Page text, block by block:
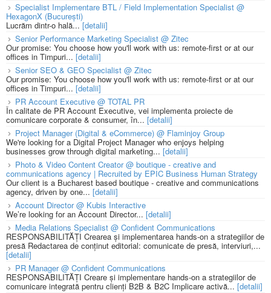
Specialist Implementare BTL / Field Implementation Specialist @
HexagonX (București)
Lucrăm dintr-o hală...[detalii]
Senior Performance Marketing Specialist @ Zitec
Our promise: You choose how you'll work with us: remote-first or at our
offices in Timpuri... [detalii]
Senior SEO & GEO Specialist @ Zitec
Our promise: You choose how you'll work with us: remote-first or at our
offices in Timpuri... [detalii]
PR Account Executive @ TOTAL PR
În calitate de PR Account Executive, vei implementa proiecte de
comunicare corporate & consumer, în... [detalii]
Project Manager (Digital & eCommerce) @ Flaminjoy Group
We're looking for a Digital Project Manager who enjoys helping
businesses grow through digital marketing... [detalii]
Photo & Video Content Creator @ boutique - creative and
communications agency | Recruited by EPIC Business Human Strategy
Our client is a Bucharest based boutique - creative and communications
agency, driven by one... [detalii]
Account Director @ Kubis Interactive
We’re looking for an Account Director... [detalii]
Media Relations Specialist @ Confident Communications
RESPONSABILITĂȚI Crearea și implementarea hands-on a strategiilor de
presă Redactarea de conținut editorial: comunicate de presă, interviuri,...
[detalii]
PR Manager @ Confident Communications
RESPONSABILITĂȚI Creare și implementare hands-on a strategiilor de
comunicare integrată pentru clienți B2B & B2C Implicare activă... [detalii]